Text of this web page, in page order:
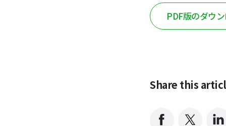
PDF版のダウ
Share this